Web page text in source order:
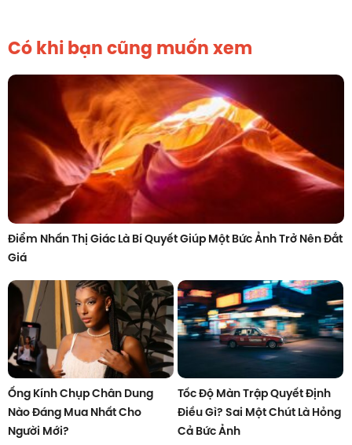
Có khi bạn cũng muốn xem
Điểm Nhấn Thị Giác Là Bí Quyết Giúp Một Bức Ảnh Trở Nên Đắt
Giá
Ống Kính Chụp Chân Dung
Nào Đáng Mua Nhất Cho
Người Mới?
Tốc Độ Màn Trập Quyết Định
Điều Gì? Sai Một Chút Là Hỏng
Cả Bức Ảnh